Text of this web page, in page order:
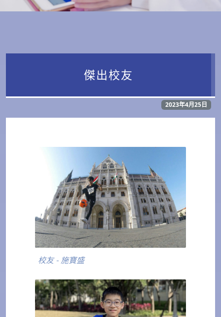
傑出校友
2023年4月25日
校友 - 施寶盛